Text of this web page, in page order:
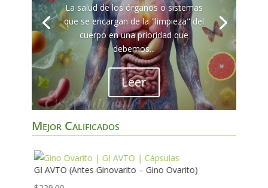
La salud de los órganos o sistemas
que se encargan de la "limpieza" del
cuerpo en una prioridad que
debemos...
Leer
Mejor Calificados
GI AVTO (Antes Ginovarito – Gino Ovarito)